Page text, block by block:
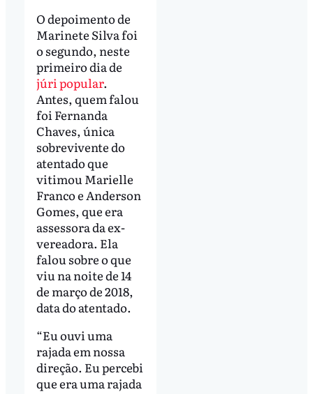
O depoimento de
Marinete Silva foi
o segundo, neste
primeiro dia de
júri popular.
Antes, quem falou
foi Fernanda
Chaves, única
sobrevivente do
atentado que
vitimou Marielle
Franco e Anderson
Gomes, que era
assessora da ex-
vereadora. Ela
falou sobre o que
viu na noite de 14
de março de 2018,
data do atentado.
“Eu ouvi uma
rajada em nossa
direção. Eu percebi
que era uma rajada